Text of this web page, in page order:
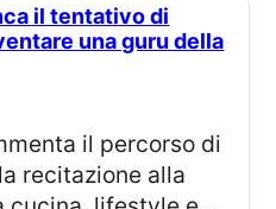
una guru della
recitazione alla